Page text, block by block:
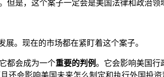
是，这个案子一定会是美国法律和政治领
。现在的市场都在紧盯着这个案子。
都会成为一个重要的判例。它会影响美国行
还会影响美国未来怎么制定和执行外国投资